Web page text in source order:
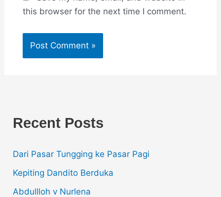
this browser for the next time I comment.
Recent Posts
Dari Pasar Tungging ke Pasar Pagi
Kepiting Dandito Berduka
Abdullloh v Nurlena